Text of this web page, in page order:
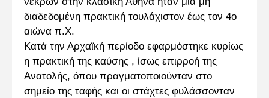
διαδεδομένη πρακτική τουλάχιστον έως τον 4ο
αιώνα π.Χ.
Κατά την Αρχαϊκή περίοδο εφαρμόστηκε κυρίως
η πρακτική της καύσης , ίσως επιρροή της
Ανατολής, όπου πραγματοποιούνταν στο
σημείο της ταφής και οι στάχτες φυλάσσονταν